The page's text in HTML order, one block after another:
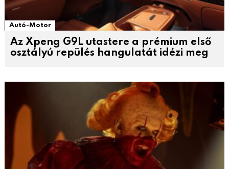
Autó-Motor
Az Xpeng G9L utastere a prémium első
osztályú repülés hangulatát idézi meg